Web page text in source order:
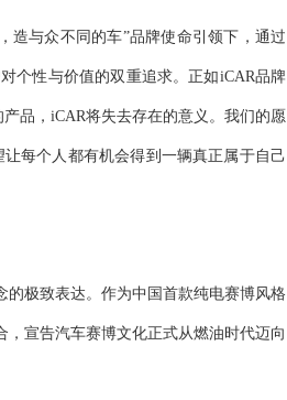
造与众不同的车”品牌使命引领下，通过
个性与价值的双重追求。正如iCAR品牌
品，iCAR将失去存在的意义。我们的愿
每个人都有机会得到一辆真正属于自己
极致表达。作为中国首款纯电赛博风格
宣告汽车赛博文化正式从燃油时代迈向